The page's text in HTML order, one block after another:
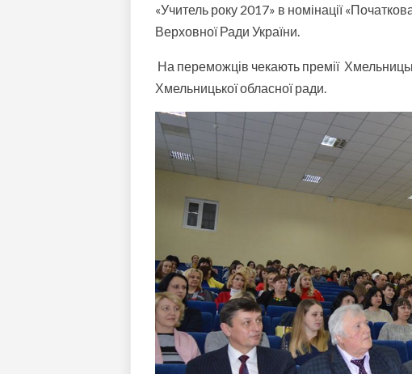
«Учитель року 2017» в номінації
Верховної Ради України.
На переможців чекають премії
Хмельницької обласної ради.